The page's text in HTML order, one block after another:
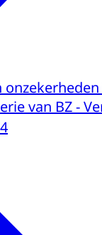
van BZ -